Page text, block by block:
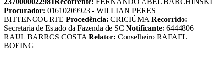
Procurador: 01610209923 - WILLIAN PERES
BITTENCOURTE Procedência: CRICIÚMA Recorrido:
Secretaria de Estado da Fazenda de SC Notificante: 6444806
RAUL BARROS COSTA Relator: Conselheiro RAFAEL
BOEING